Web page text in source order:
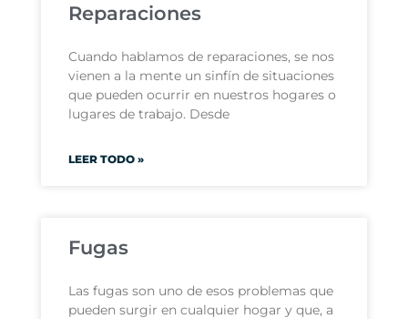
Reparaciones
Cuando hablamos de reparaciones, se nos
vienen a la mente un sinfín de situaciones
que pueden ocurrir en nuestros hogares o
lugares de trabajo. Desde
LEER TODO »
Fugas
Las fugas son uno de esos problemas que
pueden surgir en cualquier hogar y que, a